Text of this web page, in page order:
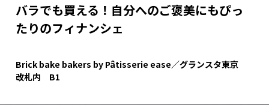
バラでも買える！自分へのご褒美にもぴっ
たりのフィナンシェ
Brick bake bakers by Pâtisserie ease／グランスタ東京
改札内 B1